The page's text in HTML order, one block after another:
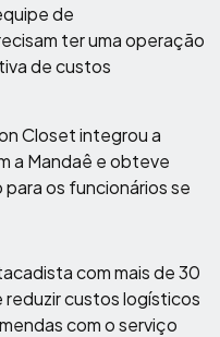
de
ter uma operação
de custos
Closet integrou a
a Mandaê e obteve
os funcionários se
com mais de 30
custos logísticos
com o serviço